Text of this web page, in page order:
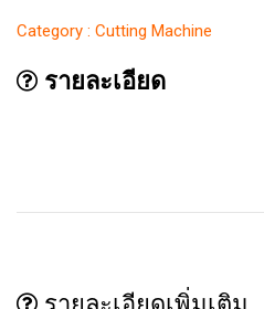
Category : Cutting Machine
รายละเอียด